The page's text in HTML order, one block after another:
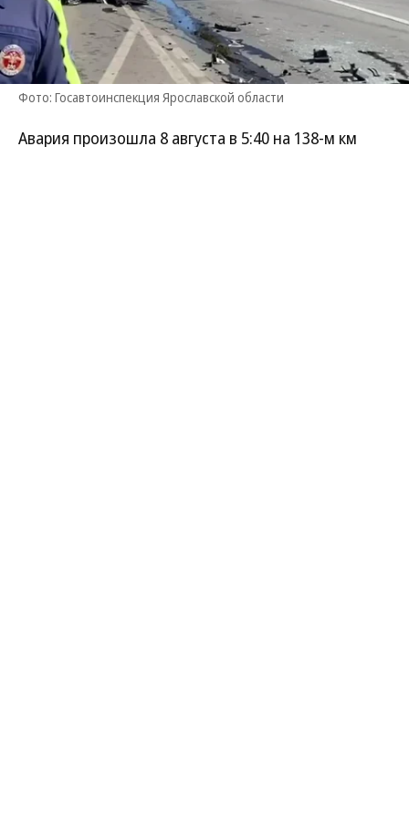
Фото: Госавтоинспекция Ярославской области
Авария произошла 8 августа в 5:40 на 138-м км